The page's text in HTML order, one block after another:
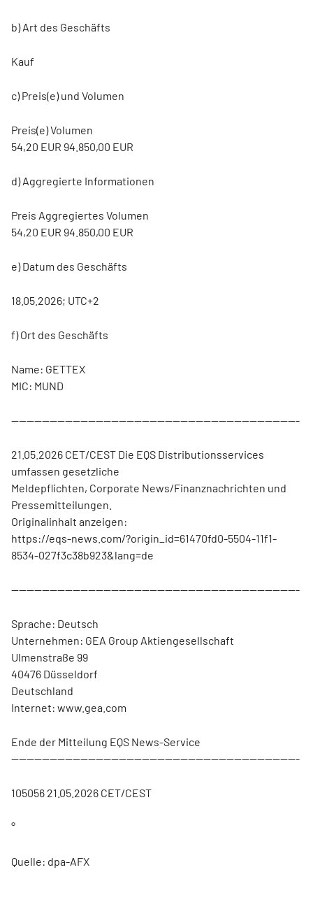
b) Art des Geschäfts
Kauf
c) Preis(e) und Volumen
Preis(e) Volumen
54,20 EUR 94.850,00 EUR
d) Aggregierte Informationen
Preis Aggregiertes Volumen
54,20 EUR 94.850,00 EUR
e) Datum des Geschäfts
18.05.2026; UTC+2
f) Ort des Geschäfts
Name: GETTEX
MIC: MUND
---------------------------------------------------------------------------
21.05.2026 CET/CEST Die EQS Distributionsservices
umfassen gesetzliche
Meldepflichten, Corporate News/Finanznachrichten und
Pressemitteilungen.
Originalinhalt anzeigen:
https://eqs-news.com/?origin_id=61470fd0-5504-11f1-
8534-027f3c38b923&lang=de
---------------------------------------------------------------------------
Sprache: Deutsch
Unternehmen: GEA Group Aktiengesellschaft
Ulmenstraße 99
40476 Düsseldorf
Deutschland
Internet: www.gea.com
Ende der Mitteilung EQS News-Service
---------------------------------------------------------------------------
105056 21.05.2026 CET/CEST
°
Quelle: dpa-AFX